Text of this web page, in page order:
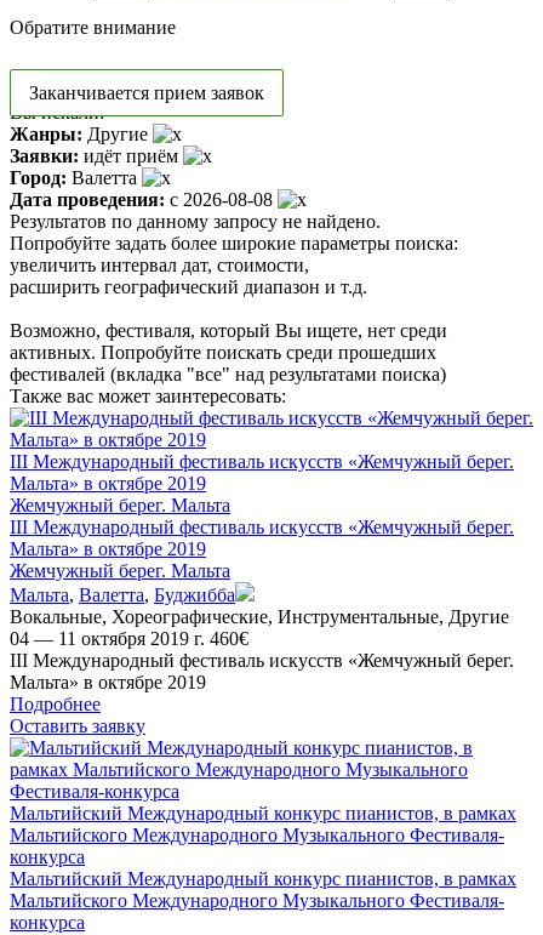
Обратите внимание
Заканчивается прием заявок
Вы искали:
Жанры: Другие
Заявки: идёт приём
Город: Валетта
Дата проведения: с 2026-08-08
Результатов по данному запросу не найдено.
Попробуйте задать более широкие параметры поиска:
увеличить интервал дат, стоимости,
расширить географический диапазон и т.д.
Возможно, фестиваля, который Вы ищете, нет среди
активных. Попробуйте поискать среди прошедших
фестивалей (вкладка "все" над результатами поиска)
Также вас может заинтересовать:
III Международный фестиваль искусств «Жемчужный берег.
Мальта» в октябре 2019
Жемчужный берег. Мальта
III Международный фестиваль искусств «Жемчужный берег.
Мальта» в октябре 2019
Жемчужный берег. Мальта
Мальта, Валетта, Буджибба
Вокальные, Хореографические, Инструментальные, Другие
04 — 11 октября 2019 г. 460€
III Международный фестиваль искусств «Жемчужный берег.
Мальта» в октябре 2019
Подробнее
Оставить заявку
Мальтийский Международный конкурс пианистов, в рамках
Мальтийского Международного Музыкального Фестиваля-
конкурса
Мальтийский Международный конкурс пианистов, в рамках
Мальтийского Международного Музыкального Фестиваля-
конкурса